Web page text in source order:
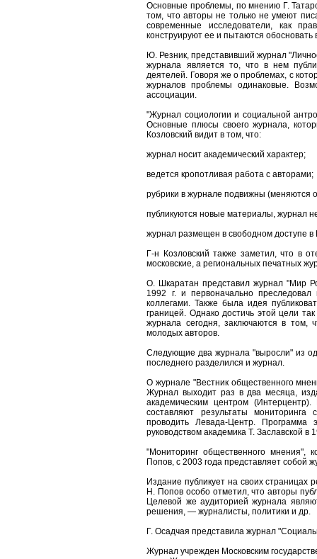
Основные проблемы, по мнению Г.
том, что авторы не только не умеют
современные исследователи, как
конструируют ее и пытаются обосновать
Ю. Резник, представивший журнал
журнала является то, что в нем
деятелей. Говоря же о проблемах, с
журналов проблемы одинаковые.
ассоциации.
"Журнал социологии и социальной
Основные плюсы своего журнала,
Козловский видит в том, что:
журнал носит академический характер;
ведется кропотливая работа с авторами;
рубрики в журнале подвижны (меняются
публикуются новые материалы, журнал
журнал размещен в свободном доступе в
Г-н Козловский также заметил, что в
московские, а региональных печатных
О. Шкаратан представил журнал "Мир
1992 г. и первоначально
коллегами. Также была идея
границей. Однако достичь этой цели
журнала сегодня, заключаются в том,
молодых авторов.
Следующие два журнала "выросли" из
последнего разделился и журнал.
О журнале "Вестник общественного
Журнал выходит раз в два месяца,
академическим центром
составляют результаты мониторинга
проводить Левада-Центр. Программа
руководством академика Т. Заславской в
"Мониторинг общественного мнения",
Попов, с 2003 года представляет собой
Издание публикует на своих страницах
Н. Попов особо отметил, что авторы
Целевой же аудиторией журнала
решения, — журналисты, политики и др.
Г. Осадчая представила журнал
Журнал учрежден Московским